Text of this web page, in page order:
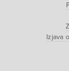
Izjava